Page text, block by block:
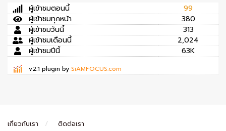
ผู้เข้าชมตอนนี้
99
ผู้เข้าชมทุกหน้า
380
ผู้เข้าชมวันนี้
313
ผู้เข้าชมเดือนนี้
2,024
ผู้เข้าชมปีนี้
63K
v2.1 plugin by SiAMFOCUS.com
เกี่ยวกับเรา ติดต่อเรา